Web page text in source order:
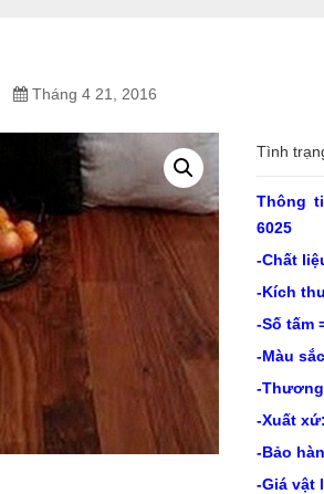
Tháng 4 21, 2016
Tình
Thông
6025
-Chất
-Kích
-Số tấm
-Màu
-
-Xuất
-Bảo
-Giá vật